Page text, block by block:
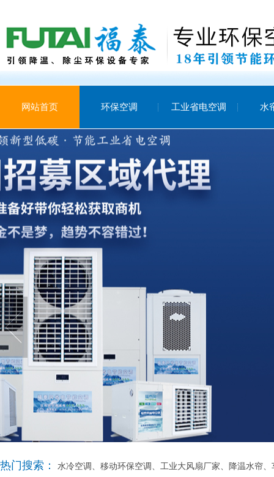
网站首页 环保空调 工业省电空调 水
热门搜索： 水冷空调、移动环保空调、工业大风扇厂家、降温水帘